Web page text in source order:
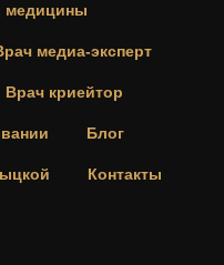
медицины
медиа-эксперт
Врач криейтор
Блог
Контакты